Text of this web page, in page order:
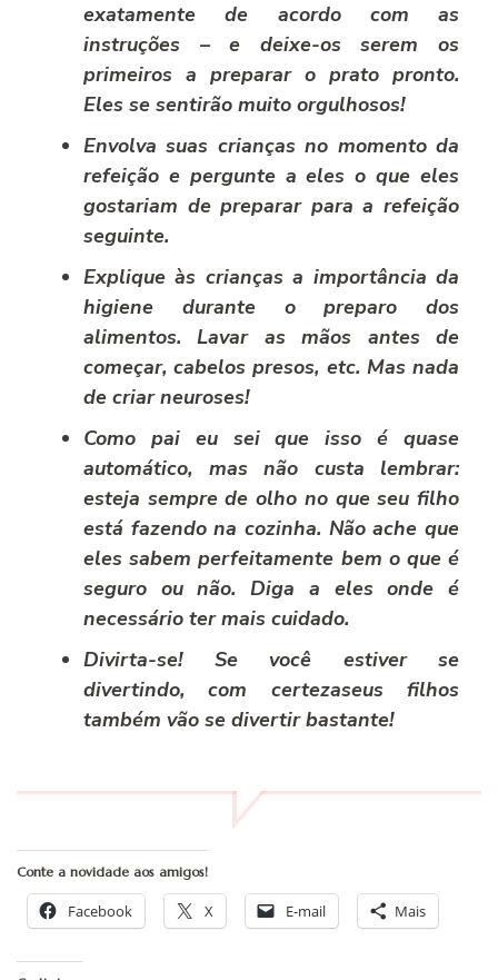
exatamente de acordo com as
instruções – e deixe-os serem os
primeiros a preparar o prato pronto.
Eles se sentirão muito orgulhosos!
Envolva suas crianças no momento da
refeição e pergunte a eles o que eles
gostariam de preparar para a refeição
seguinte.
Explique às crianças a importância da
higiene durante o preparo dos
alimentos. Lavar as mãos antes de
começar, cabelos presos, etc. Mas nada
de criar neuroses!
Como pai eu sei que isso é quase
automático, mas não custa lembrar:
esteja sempre de olho no que seu filho
está fazendo na cozinha. Não ache que
eles sabem perfeitamente bem o que é
seguro ou não. Diga a eles onde é
necessário ter mais cuidado.
Divirta-se! Se você estiver se
divertindo, com certezaseus filhos
também vão se divertir bastante!
Conte a novidade aos amigos!
Facebook X E-mail Mais